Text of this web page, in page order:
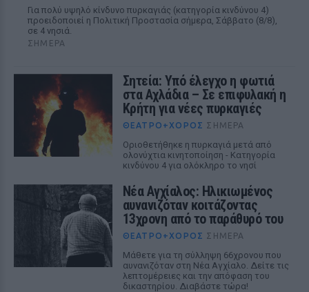
Για πολύ υψηλό κίνδυνο πυρκαγιάς (κατηγορία κινδύνου 4)
προειδοποιεί η Πολιτική Προστασία σήμερα, Σάββατο (8/8),
σε 4 νησιά.
ΣΉΜΕΡΑ
Σητεία: Υπό έλεγχο η φωτιά
στα Αχλάδια – Σε επιφυλακή η
Κρήτη για νέες πυρκαγιές
ΘΈΑΤΡΟ+ΧΟΡΌΣ ΣΉΜΕΡΑ
Οριοθετήθηκε η πυρκαγιά μετά από
ολονύχτια κινητοποίηση - Κατηγορία
κινδύνου 4 για ολόκληρο το νησί
Νέα Αγχίαλος: Ηλικιωμένος
αυνανιζόταν κοιτάζοντας
13χρονη από το παράθυρό του
ΘΈΑΤΡΟ+ΧΟΡΌΣ ΣΉΜΕΡΑ
Μάθετε για τη σύλληψη 66χρονου που
αυνανιζόταν στη Νέα Αγχίαλο. Δείτε τις
λεπτομέρειες και την απόφαση του
δικαστηρίου. Διαβάστε τώρα!